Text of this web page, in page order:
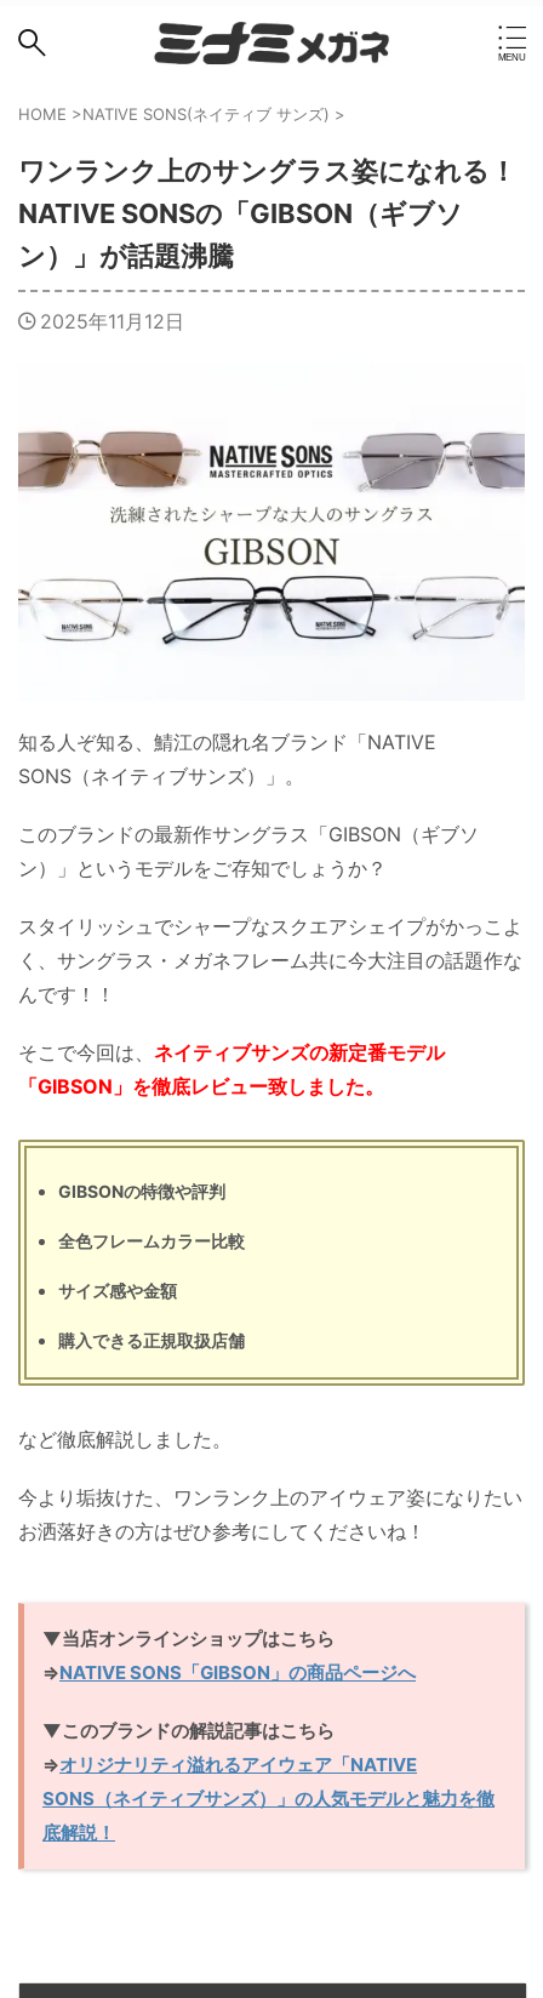
HOME >NATIVE SONS(ネイティブ サンズ) >
ワンランク上のサングラス姿になれる！
NATIVE SONSの「GIBSON（ギブソ
ン）」が話題沸騰
2025年11月12日
知る人ぞ知る、鯖江の隠れ名ブランド「NATIVE
SONS（ネイティブサンズ）」。
このブランドの最新作サングラス「GIBSON（ギブソ
ン）」というモデルをご存知でしょうか？
スタイリッシュでシャープなスクエアシェイプがかっこよ
く、サングラス・メガネフレーム共に今大注目の話題作な
んです！！
そこで今回は、 ネイティブサンズの新定番モデル
「GIBSON」を徹底レビュー致しました。
GIBSONの特徴や評判
全色フレームカラー比較
サイズ感や金額
購入できる正規取扱店舗
など徹底解説しました。
今より垢抜けた、ワンランク上のアイウェア姿になりたい
お洒落好きの方はぜひ参考にしてくださいね！
▼当店オンラインショップはこちら
⇒NATIVE SONS「GIBSON」の商品ページへ
▼このブランドの解説記事はこちら
⇒オリジナリティ溢れるアイウェア「NATIVE
SONS（ネイティブサンズ）」の人気モデルと魅力を徹
底解説！